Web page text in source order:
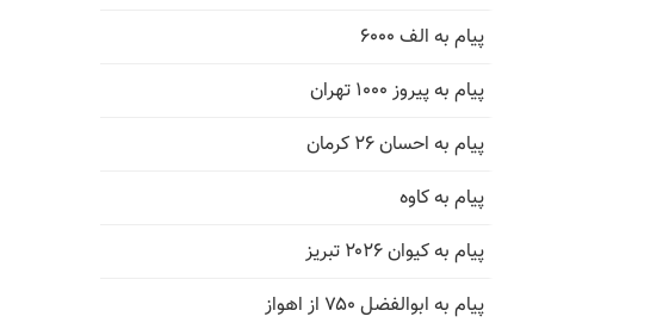
پیام به الف ۶۰۰۰
پیام به پیروز ۱۰۰۰ تهران
پیام به احسان ۲۶ کرمان
پیام به کاوه
پیام به کیوان ۲۰۲۶ تبریز
پیام به ابوالفضل ۷۵۰ از اهواز